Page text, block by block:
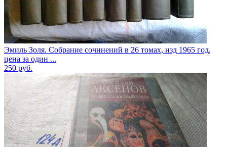
Эмиль Золя. Собрание сочинений в 26 томах, изд 1965 год,
цена за один ...
250 руб.